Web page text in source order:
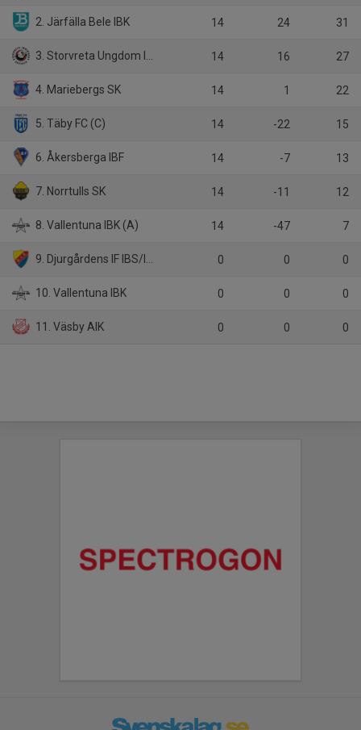
2. Järfälla Bele IBK 14 24 31
3. Storvreta Ungdom IBK 14 16 27
4. Mariebergs SK 14 1 22
5. Täby FC (C) 14 -22 15
6. Åkersberga IBF 14 -7 13
7. Norrtulls SK 14 -11 12
8. Vallentuna IBK (A) 14 -47 7
9. Djurgårdens IF IBS/IBF Offensiv Lidingö 0 0 0
10. Vallentuna IBK 0 0 0
11. Väsby AIK 0 0 0